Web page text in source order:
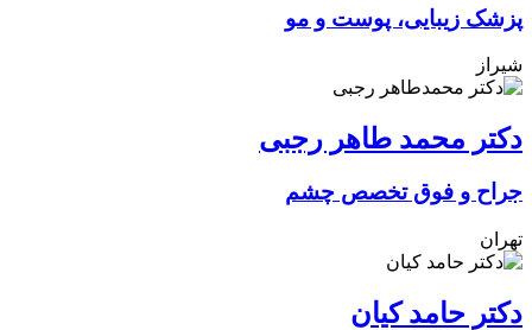
پزشک زیبایی، پوست و مو
شیراز
دکتر محمد طاهر رجبی
جراح و فوق تخصص چشم
تهران
دکتر حامد کیان